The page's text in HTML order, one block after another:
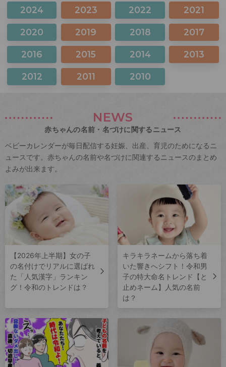
2024 2023 2022 2021
2020 2019 2018 2017
2016 2015 2014 2013
2012 2011 2010
NEWS
赤ちゃんの名前・名づけに関するニュース
ベビーカレンダーが毎日配信する妊娠、出産、育児のためになるニ
ュースです。赤ちゃんの名前や名づけに関連するニュースのまとめ
よみが出来ます。
【2026年上半期】女の子
の名付けでリアルに選ばれ
た「人気漢字」ランキン
グ！令和のトレンドは？
キラキラネームから落ち着
いた響きへシフト！令和男
子の特大命名トレンド【と
止めネーム】人気の名前
は？